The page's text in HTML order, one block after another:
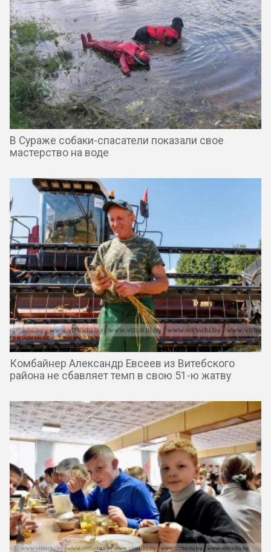
В Сураже собаки-спасатели показали свое
мастерство на воде
Комбайнер Александр Евсеев из Витебского
района не сбавляет темп в свою 51-ю жатву